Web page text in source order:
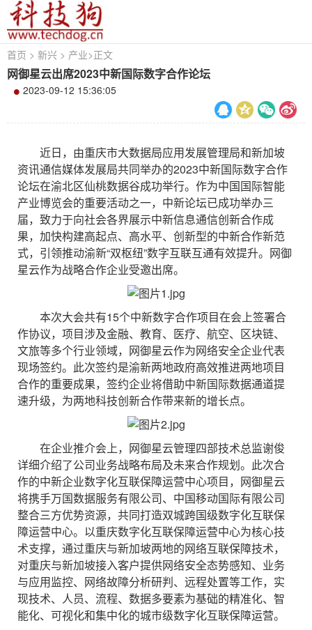
首页 > 新兴 > 产业>正文
网御星云出席2023中新国际数字合作论坛
2023-09-12 15:36:05
近日，由重庆市大数据局应用发展管理局和新加坡
资讯通信媒体发展局共同举办的2023中新国际数字合作
论坛在渝北区仙桃数据谷成功举行。作为中国国际智能
产业博览会的重要活动之一，中新论坛已成功举办三
届，致力于向社会各界展示中新信息通信创新合作成
果，加快构建高起点、高水平、创新型的中新合作新范
式，引领推动渝新“双枢纽”数字互联互通有效提升。网御
星云作为战略合作企业受邀出席。
本次大会共有15个中新数字合作项目在会上签署合
作协议，项目涉及金融、教育、医疗、航空、区块链、
文旅等多个行业领域，网御星云作为网络安全企业代表
现场签约。此次签约是渝新两地政府高效推进两地项目
合作的重要成果，签约企业将借助中新国际数据通道提
速升级，为两地科技创新合作带来新的增长点。
在企业推介会上，网御星云管理四部技术总监谢俊
详细介绍了公司业务战略布局及未来合作规划。此次合
作的中新企业数字化互联保障运营中心项目，网御星云
将携手万国数据服务有限公司、中国移动国际有限公司
整合三方优势资源，共同打造双城跨国级数字化互联保
障运营中心。以重庆数字化互联保障运营中心为核心技
术支撑，通过重庆与新加坡两地的网络互联保障技术，
对重庆与新加坡接入客户提供网络安全态势感知、业务
与应用监控、网络故障分析研判、远程处置等工作，实
现技术、人员、流程、数据多要素为基础的精准化、智
能化、可视化和集中化的城市级数字化互联保障运营。